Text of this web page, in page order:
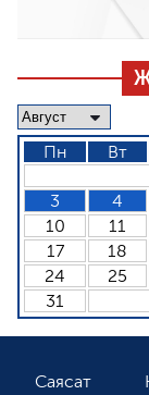
Пн Вт
3
4
10
11
17
18
24
25
31
Саясат